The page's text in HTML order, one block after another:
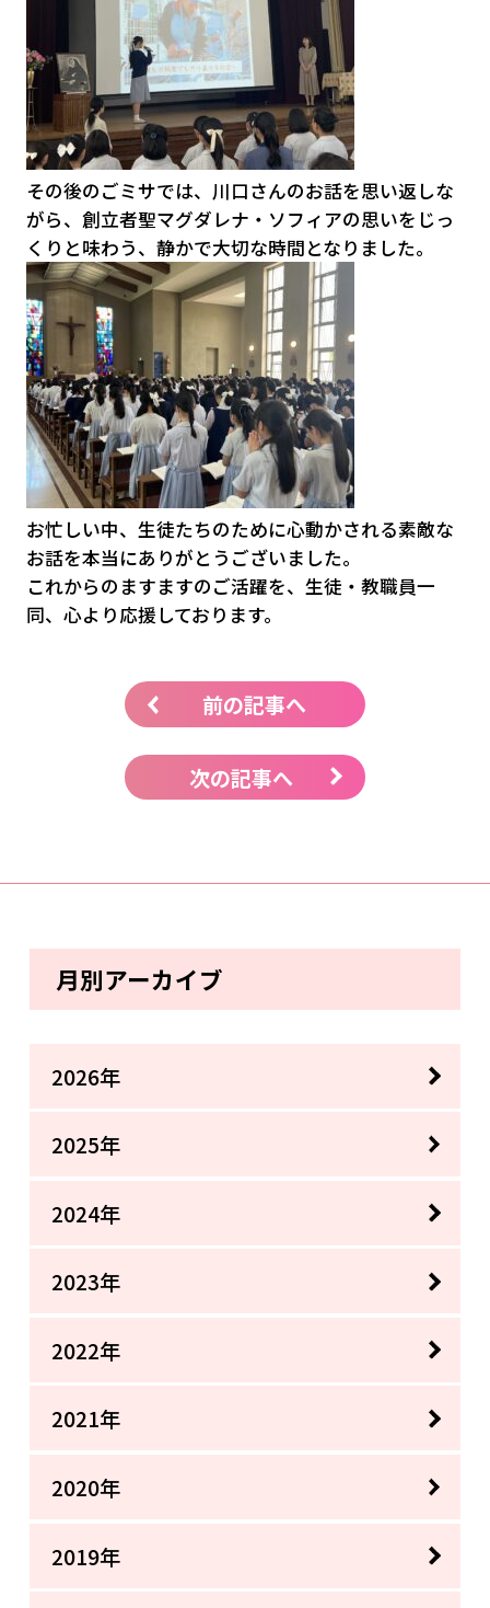
その後のごミサでは、川口さんのお話を思い返しな
がら、創立者聖マグダレナ・ソフィアの思いをじっ
くりと味わう、静かで大切な時間となりました。
お忙しい中、生徒たちのために心動かされる素敵な
お話を本当にありがとうございました。
これからのますますのご活躍を、生徒・教職員一
同、心より応援しております。
前の記事へ
次の記事へ
月別アーカイブ
2026年
2025年
2024年
2023年
2022年
2021年
2020年
2019年